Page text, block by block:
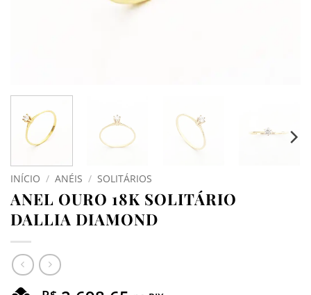
INÍCIO / ANÉIS / SOLITÁRIOS
ANEL OURO 18K SOLITÁRIO
DALLIA DIAMOND